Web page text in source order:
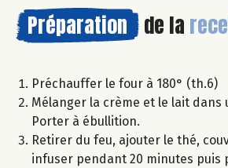
Préparation de la
Préchauffer le four à 180° (th.6)
Mélanger la crème et le lait dans
Porter à ébullition.
Retirer du feu, ajouter le thé,
infuser pendant 20 minutes puis